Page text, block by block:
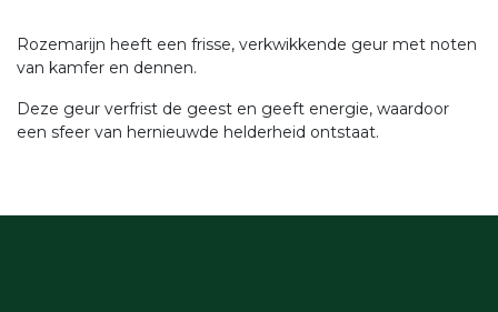
Rozemarijn heeft een frisse, verkwikkende geur met noten
van kamfer en dennen.
Deze geur verfrist de geest en geeft energie, waardoor
een sfeer van hernieuwde helderheid ontstaat.